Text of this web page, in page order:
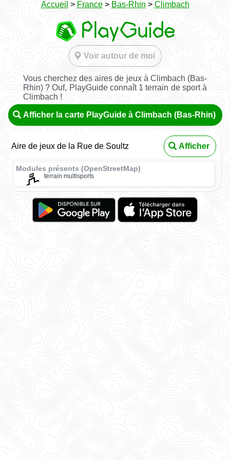
Accueil > France> Bas-Rhin > Climbach
Voir autour de moi
Vous cherchez des aires de jeux à Climbach (Bas-
Rhin) ? Ouf, PlayGuide connaît 1 terrain de sport à
Climbach !
Afficher la carte PlayGuide à Climbach (Bas-Rhin)
Aire de jeux de la Rue de Soultz Afficher
Modules présents (OpenStreetMap)
terrain multisports